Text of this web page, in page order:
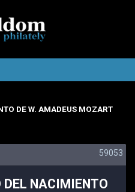
DE W. AMADEUS MOZART
59053
NACIMIENTO